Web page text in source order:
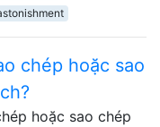
chép hoặc sao
hoặc sao chép